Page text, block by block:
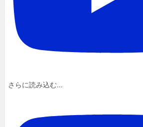
さらに読み込む...